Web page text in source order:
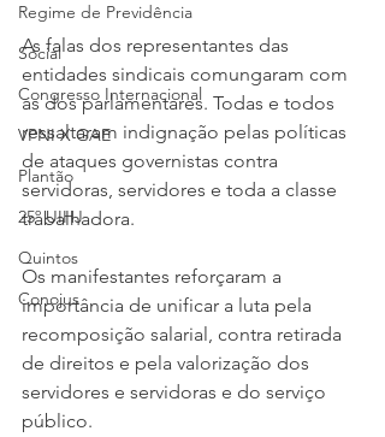
Regime de Previdência
Social
Congresso Internacional
VPNI X GAE
Plantão
25º UIHJ
Quintos
Conojus
As falas dos representantes das
entidades sindicais comungaram com
as dos parlamentares. Todas e todos
ressaltaram indignação pelas políticas
de ataques governistas contra
servidoras, servidores e toda a classe
trabalhadora.
Os manifestantes reforçaram a
importância de unificar a luta pela
recomposição salarial, contra retirada
de direitos e pela valorização dos
servidores e servidoras e do serviço
público.